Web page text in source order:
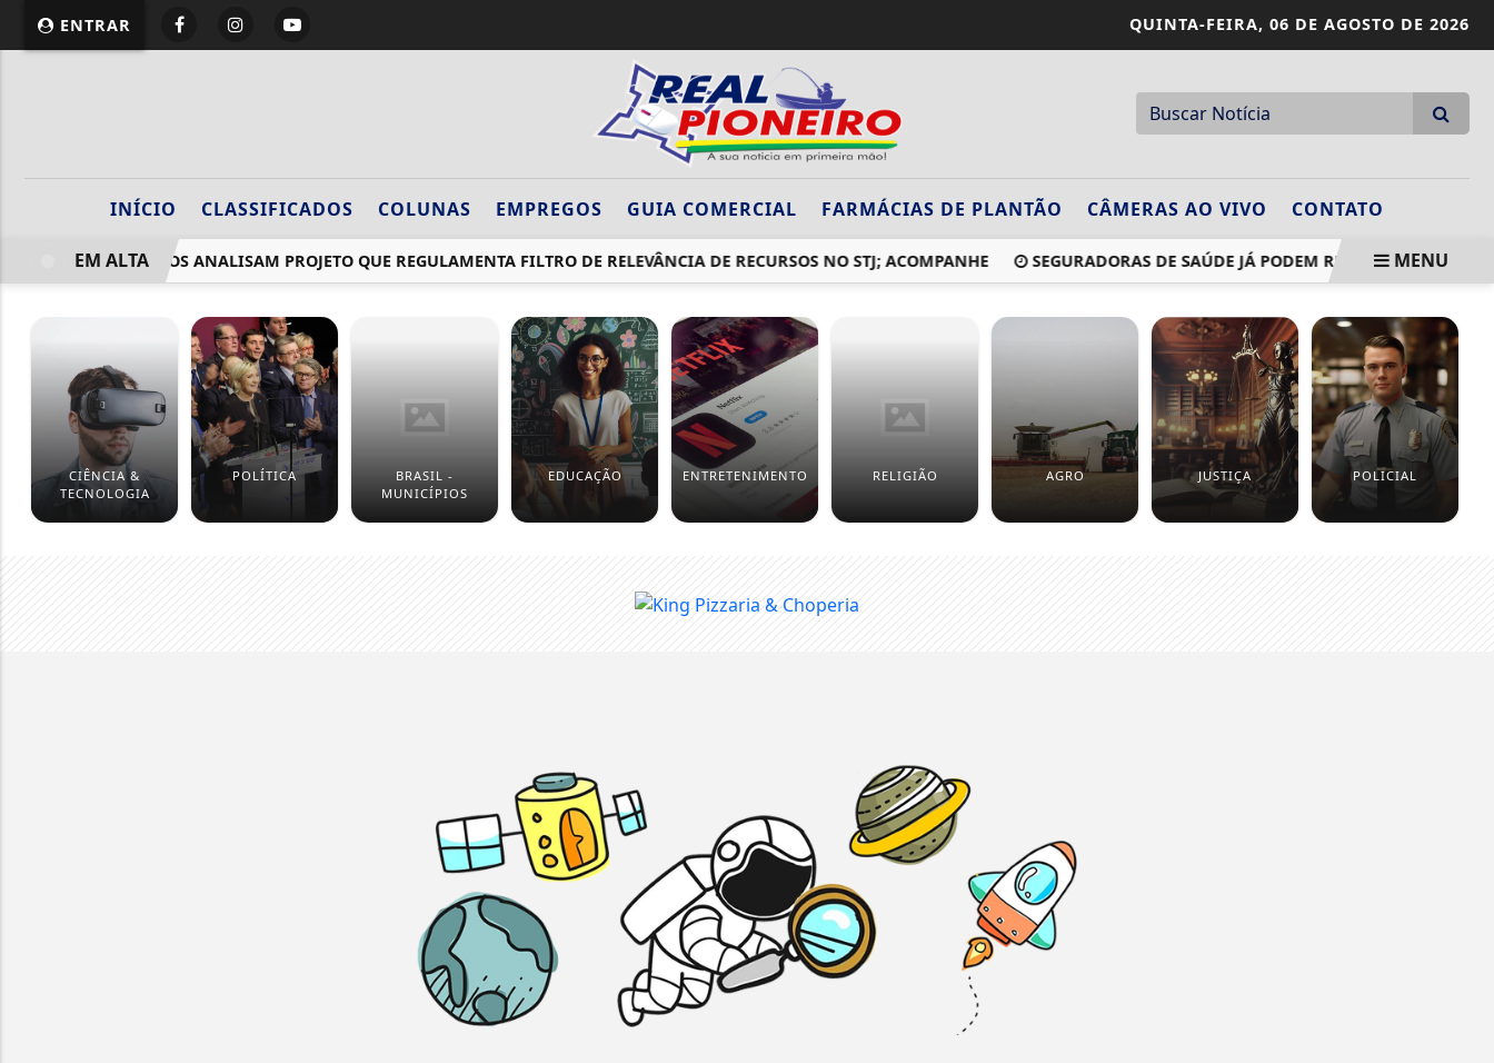
ENTRAR QUINTA-FEIRA, 06 DE AGOSTO DE 2026
INÍCIO CLASSIFICADOS COLUNAS EMPREGOS GUIA COMERCIAL FARMÁCIAS DE PLANTÃO CÂMERAS AO VIVO CONTATO
DEPUTADOS ANALISAM PROJETO QUE REGULAMENTA FILTRO DE RELEVÂNCIA DE RECURSOS NO STJ; ACOMPANHE SEGURADORAS DE SAÚDE JÁ PODEM REDUZIR FRAUDES EM
EM ALTA MENU
CIÊNCIA &
TECNOLOGIA
POLÍTICA
BRASIL -
MUNICÍPIOS
EDUCAÇÃO ENTRETENIMENTO RELIGIÃO AGRO JUSTIÇA POLICIAL